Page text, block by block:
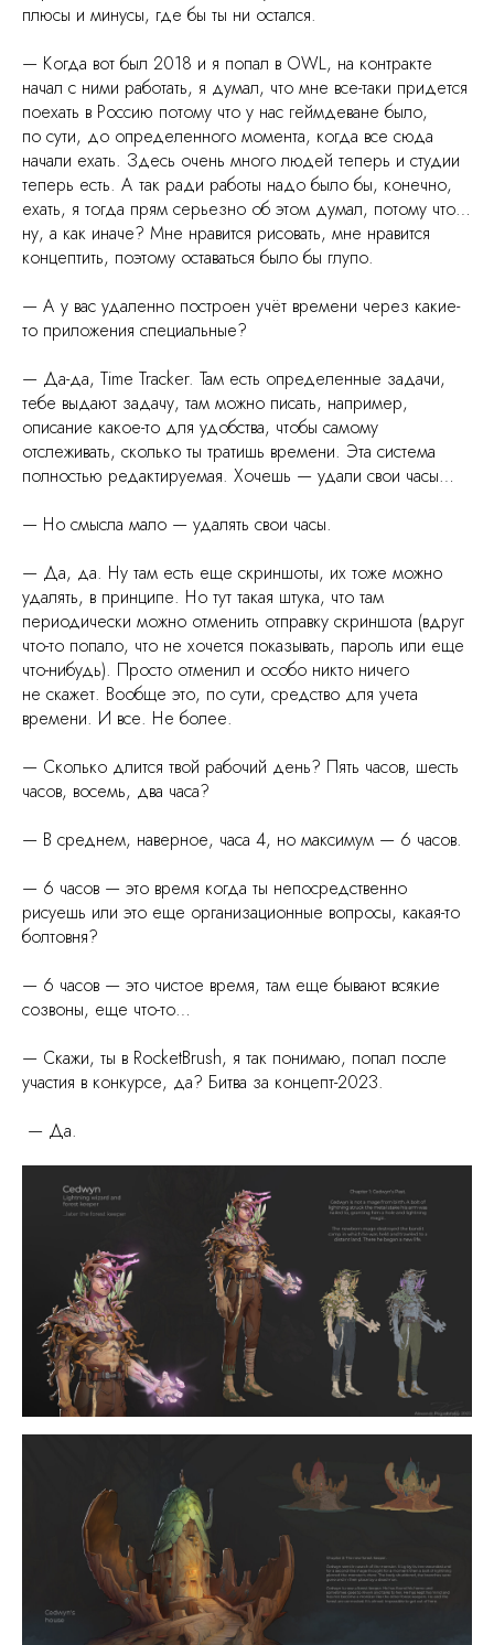
плюсы и минусы, где бы ты ни остался.
— Когда вот был 2018 и я попал в OWL, на контракте
начал с ними работать, я думал, что мне все-таки придется
поехать в Россию потому что у нас геймдеване было,
по сути, до определенного момента, когда все сюда
начали ехать. Здесь очень много людей теперь и студии
теперь есть. А так ради работы надо было бы, конечно,
ехать, я тогда прям серьезно об этом думал, потому что…
ну, а как иначе? Мне нравится рисовать, мне нравится
концептить, поэтому оставаться было бы глупо.
— А у вас удаленно построен учёт времени через какие-
то приложения специальные?
— Да-да, Time Tracker. Там есть определенные задачи,
тебе выдают задачу, там можно писать, например,
описание какое-то для удобства, чтобы самому
отслеживать, сколько ты тратишь времени. Эта система
полностью редактируемая. Хочешь — удали свои часы…
— Но смысла мало — удалять свои часы.
— Да, да. Ну там есть еще скриншоты, их тоже можно
удалять, в принципе. Но тут такая штука, что там
периодически можно отменить отправку скриншота (вдруг
что-то попало, что не хочется показывать, пароль или еще
что-нибудь). Просто отменил и особо никто ничего
не скажет. Вообще это, по сути, средство для учета
времени. И все. Не более.
— Сколько длится твой рабочий день? Пять часов, шесть
часов, восемь, два часа?
— В среднем, наверное, часа 4, но максимум — 6 часов.
— 6 часов — это время когда ты непосредственно
рисуешь или это еще организационные вопросы, какая-то
болтовня?
— 6 часов — это чистое время, там еще бывают всякие
созвоны, еще что-то…
— Скажи, ты в RocketBrush, я так понимаю, попал после
участия в конкурсе, да? Битва за концепт-2023.
— Да.